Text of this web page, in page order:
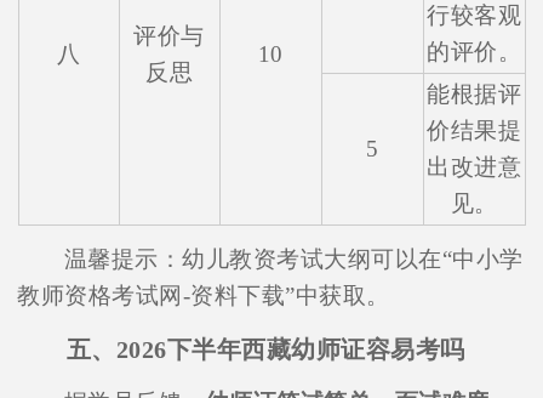
八
评价与
反思
10
行较客观
的评价。
5
能根据评
价结果提
出改进意
见。
温馨提示：幼儿教资考试大纲可以在“中小学
教师资格考试网-资料下载”中获取。
五、2026下半年西藏幼师证容易考吗